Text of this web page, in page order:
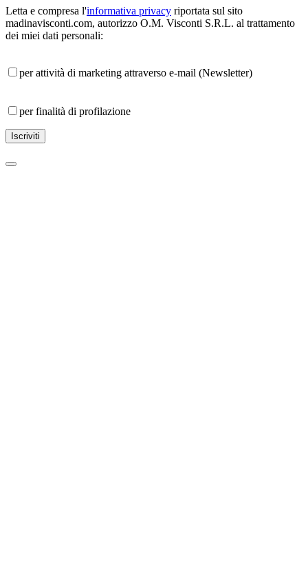
Letta e compresa l'informativa privacy riportata sul sito
madinavisconti.com, autorizzo O.M. Visconti S.R.L. al trattamento
dei miei dati personali:
per attività di marketing attraverso e-mail (Newsletter)
per finalità di profilazione